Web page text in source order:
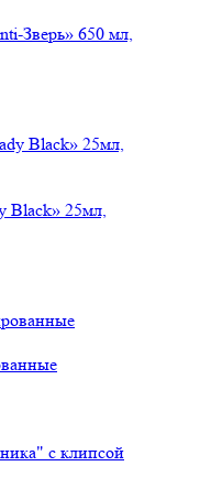
Зверь» 650 мл,
Black» 25мл,